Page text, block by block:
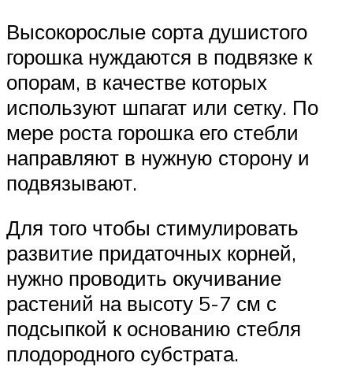
Высокорослые сорта душистого
горошка нуждаются в подвязке к
опорам, в качестве которых
используют шпагат или сетку. По
мере роста горошка его стебли
направляют в нужную сторону и
подвязывают.
Для того чтобы стимулировать
развитие придаточных корней,
нужно проводить окучивание
растений на высоту 5-7 см с
подсыпкой к основанию стебля
плодородного субстрата.